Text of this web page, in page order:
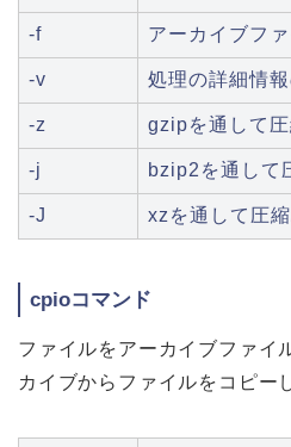
-f アーカイブフ
-v 処理の詳細情
-z gzipを通して圧
-j bzip2を通して
-J xzを通して圧
cpioコマンド
ファイルをアーカイブファイ
カイブからファイルをコピー